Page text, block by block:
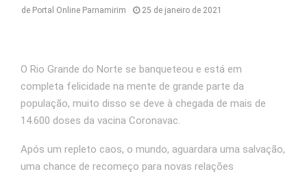
de Portal Online Parnamirim 25 de janeiro de 2021
O Rio Grande do Norte se banqueteou e está em
completa felicidade na mente de grande parte da
população, muito disso se deve à chegada de mais de
14.600 doses da vacina Coronavac.
Após um repleto caos, o mundo, aguardara uma salvação,
uma chance de recomeço para novas relações